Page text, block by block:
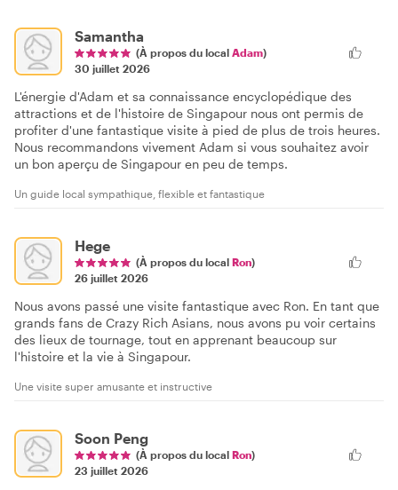
Samantha
(À propos du local Adam)
30 juillet 2026
L'énergie d'Adam et sa connaissance encyclopédique des
attractions et de l'histoire de Singapour nous ont permis de
profiter d'une fantastique visite à pied de plus de trois heures.
Nous recommandons vivement Adam si vous souhaitez avoir
un bon aperçu de Singapour en peu de temps.
Un guide local sympathique, flexible et fantastique
Hege
(À propos du local Ron)
26 juillet 2026
Nous avons passé une visite fantastique avec Ron. En tant que
grands fans de Crazy Rich Asians, nous avons pu voir certains
des lieux de tournage, tout en apprenant beaucoup sur
l'histoire et la vie à Singapour.
Une visite super amusante et instructive
Soon Peng
(À propos du local Ron)
23 juillet 2026